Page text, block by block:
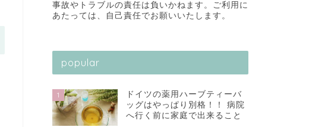
事故やトラブルの責任は負いかねます。ご利用に
あたっては、自己責任でお願いいたします。
popular
1
ドイツの薬用ハーブティーバ
ッグはやっぱり別格！！ 病院
へ行く前に家庭で出来ること